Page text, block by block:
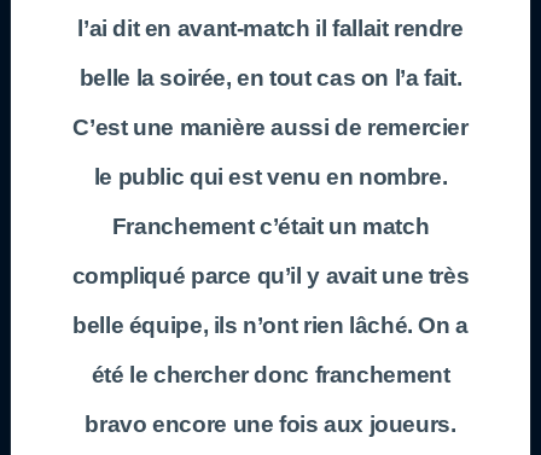
l’ai dit en avant-match il fallait rendre
belle la soirée, en tout cas on l’a fait.
C’est une manière aussi de remercier
le public qui est venu en nombre.
Franchement c’était un match
compliqué parce qu’il y avait une très
belle équipe, ils n’ont rien lâché. On a
été le chercher donc franchement
bravo encore une fois aux joueurs.